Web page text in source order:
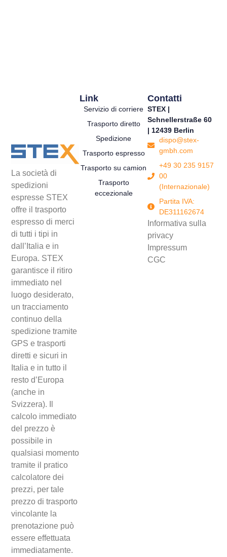
La società di
spedizioni
espresse STEX
offre il trasporto
espresso di merci
di tutti i tipi in
dall’Italia e in
Europa. STEX
garantisce il ritiro
immediato nel
luogo desiderato,
un tracciamento
continuo della
spedizione tramite
GPS e trasporti
diretti e sicuri in
Italia e in tutto il
resto d’Europa
(anche in
Svizzera). Il
calcolo immediato
del prezzo è
possibile in
qualsiasi momento
tramite il pratico
calcolatore dei
prezzi, per tale
prezzo di trasporto
vincolante la
prenotazione può
essere effettuata
immediatamente.
Link
Servizio di corriere
Trasporto diretto
Spedizione
Trasporto espresso
Trasporto su camion
Trasporto
eccezionale
Contatti
STEX |
Schnellerstraße 60
| 12439 Berlin
dispo@stex-
gmbh.com
+49 30 235 9157
00
(Internazionale)
Partita IVA:
DE311162674
Informativa sulla
privacy
Impressum
CGC